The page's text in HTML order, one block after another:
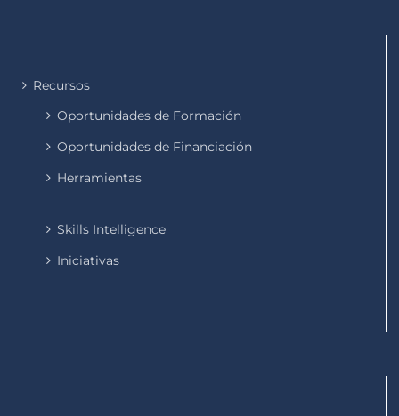
Recursos
Oportunidades de Formación
Oportunidades de Financiación
Herramientas
Skills Intelligence
Iniciativas